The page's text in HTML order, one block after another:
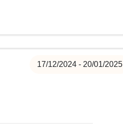
17/12/2024 - 20/01/2025